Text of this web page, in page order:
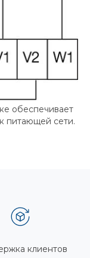
обеспечивает
питающей сети.
клиентов